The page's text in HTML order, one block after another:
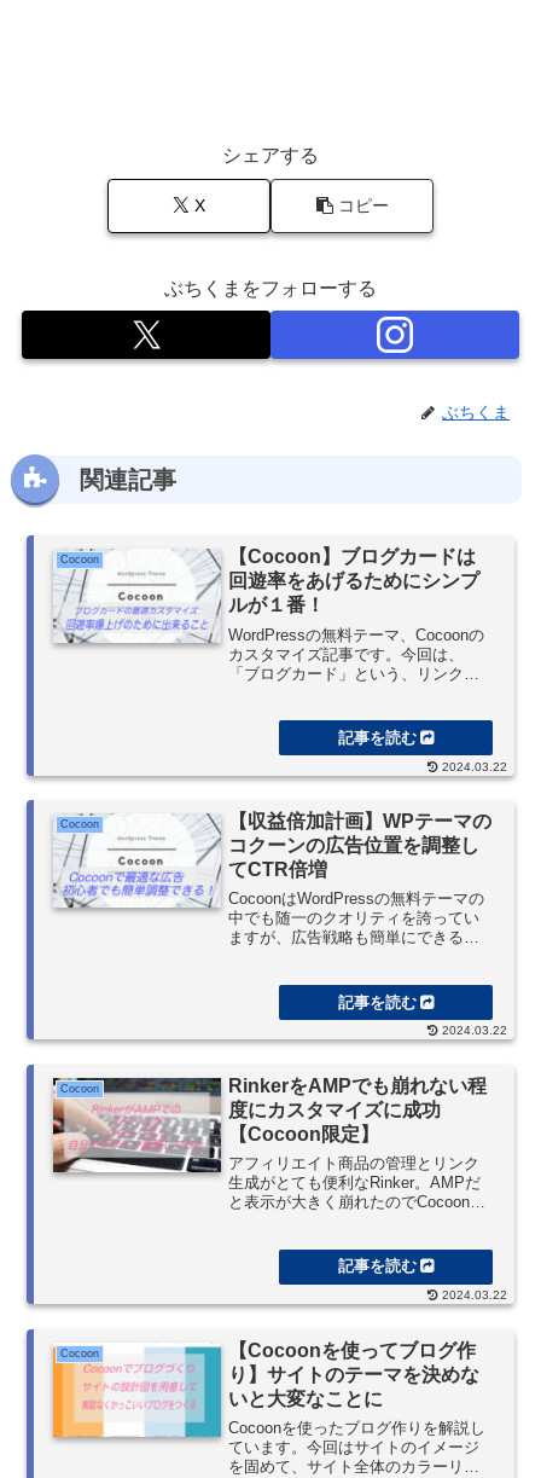
シェアする
X コピー
ぶちくまをフォローする
ぶちくま
関連記事
Cocoon
【Cocoon】ブログカードは
回遊率をあげるためにシンプ
ルが１番！
WordPressの無料テーマ、Cocoonの
カスタマイズ記事です。今回は、
「ブログカード」という、リンクを
す便利な機能になります。目的は何
より回遊率をあげること。ユーザー
を求めている情報まで届けること。
2024.03.22
Cocoon
【収益倍加計画】WPテーマの
コクーンの広告位置を調整し
てCTR倍増
CocoonはWordPressの無料テーマの
中でも随一のクオリティを誇ってい
ますが、広告戦略も簡単にできるの
告とマニュアル広告を併用させて、
さらに記事中の好きな場所に、ショ
ートタグで簡単に広告挿入できるの
も使えて、定型文入力はお手のもの
です。
2024.03.22
Cocoon
RinkerをAMPでも崩れない程
度にカスタマイズに成功
【Cocoon限定】
アフィリエイト商品の管理とリンク
生成がとても便利なRinker。AMPだ
と表示が大きく崩れたのでCocoon使
2024.03.22
Cocoon
【Cocoonを使ってブログ作
り】サイトのテーマを決めな
いと大変なことに
Cocoonを使ったブログ作りを解説し
ています。今回はサイトのイメージ
を固めて、サイト全体のカラーリン